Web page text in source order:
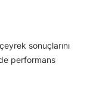
sonuçlarını
performans